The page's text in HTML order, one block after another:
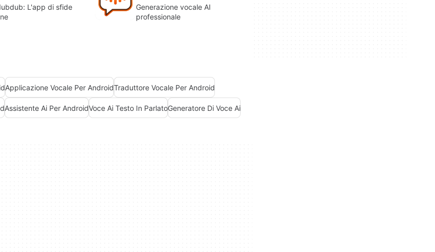
L'app di sfide
Generazione vocale AI
professionale
Applicazione Vocale Per AndroidTraduttore Vocale Per Android
Assistente Ai Per AndroidVoce Ai Testo In ParlatoGeneratore Di Voce Ai